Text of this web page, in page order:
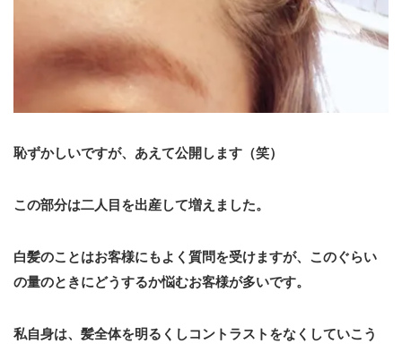
恥ずかしいですが、あえて公開します（笑）
この部分は二人目を出産して増えました。
白髪のことはお客様にもよく質問を受けますが、このぐらい
の量のときにどうするか悩むお客様が多いです。
私自身は、髪全体を明るくしコントラストをなくしていこう